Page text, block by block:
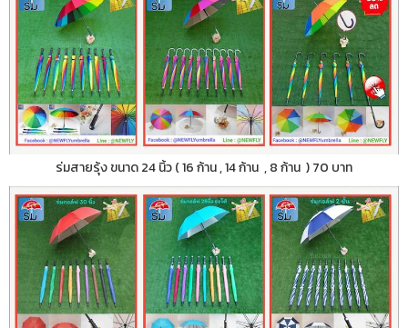
ร่มสายรุ้ง ขนาด 24 นิ้ว ( 16 ก้าน , 14 ก้าน , 8 ก้าน ) 70 บาท